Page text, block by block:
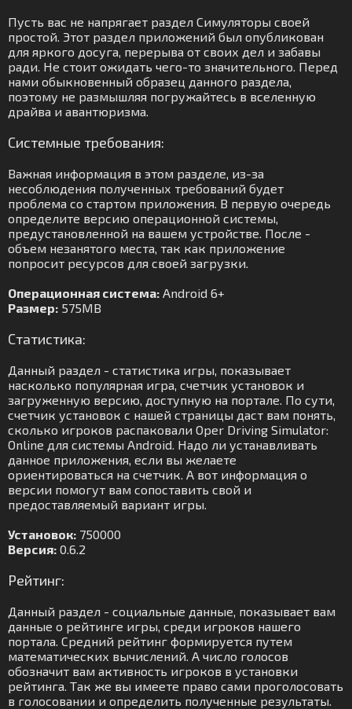
Пусть вас не напрягает раздел Симуляторы своей
простой. Этот раздел приложений был опубликован
для яркого досуга, перерыва от своих дел и забавы
ради. Не стоит ожидать чего-то значительного. Перед
нами обыкновенный образец данного раздела,
поэтому не размышляя погружайтесь в вселенную
драйва и авантюризма.
Системные требования:
Важная информация в этом разделе, из-за
несоблюдения полученных требований будет
проблема со стартом приложения. В первую очередь
определите версию операционной системы,
предустановленной на вашем устройстве. После -
объем незанятого места, так как приложение
попросит ресурсов для своей загрузки.
Операционная система: Android 6+
Размер: 575MB
Статистика:
Данный раздел - статистика игры, показывает
насколько популярная игра, счетчик установок и
загруженную версию, доступную на портале. По сути,
счетчик установок с нашей страницы даст вам понять,
сколько игроков распаковали Oper Driving Simulator:
Online для системы Android. Надо ли устанавливать
данное приложения, если вы желаете
ориентироваться на счетчик. А вот информация о
версии помогут вам сопоставить свой и
предоставляемый вариант игры.
Установок: 750000
Версия: 0.6.2
Рейтинг:
Данный раздел - социальные данные, показывает вам
данные о рейтинге игры, среди игроков нашего
портала. Средний рейтинг формируется путем
математических вычислений. А число голосов
обозначит вам активность игроков в установки
рейтинга. Так же вы имеете право сами проголосовать
в голосовании и определить полученные результаты.